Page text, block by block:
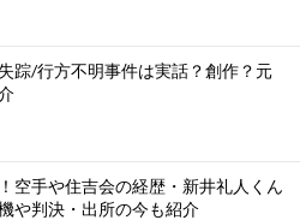
踪/行方不明事件は実話？創作？元
空手や住吉会の経歴・新井礼人くん
や判決・出所の今も紹介